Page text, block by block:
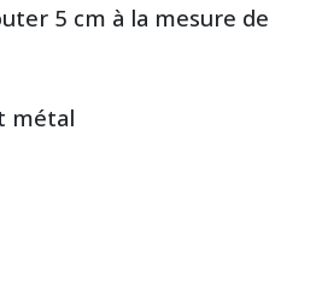
5 cm à la mesure de
métal